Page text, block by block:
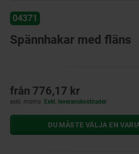
04371
Spännhakar med fläns
från 776,17 kr
exkl. moms Exkl. leveranskostnader
DU MÅSTE VÄLJA EN